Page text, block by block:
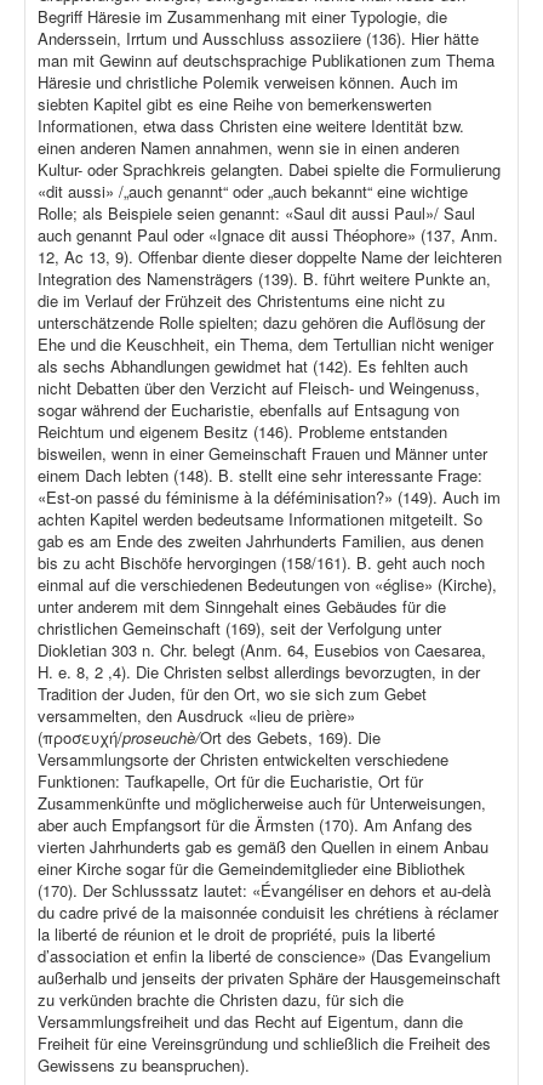
Begriff Häresie im Zusammenhang mit einer Typologie, die
Anderssein, Irrtum und Ausschluss assoziiere (136). Hier hätte
man mit Gewinn auf deutschsprachige Publikationen zum Thema
Häresie und christliche Polemik verweisen können. Auch im
siebten Kapitel gibt es eine Reihe von bemerkenswerten
Informationen, etwa dass Christen eine weitere Identität bzw.
einen anderen Namen annahmen, wenn sie in einen anderen
Kultur- oder Sprachkreis gelangten. Dabei spielte die Formulierung
«dit aussi» /„auch genannt“ oder „auch bekannt“ eine wichtige
Rolle; als Beispiele seien genannt: «Saul dit aussi Paul»/ Saul
auch genannt Paul oder «Ignace dit aussi Théophore» (137, Anm.
12, Ac 13, 9). Offenbar diente dieser doppelte Name der leichteren
Integration des Namensträgers (139). B. führt weitere Punkte an,
die im Verlauf der Frühzeit des Christentums eine nicht zu
unterschätzende Rolle spielten; dazu gehören die Auflösung der
Ehe und die Keuschheit, ein Thema, dem Tertullian nicht weniger
als sechs Abhandlungen gewidmet hat (142). Es fehlten auch
nicht Debatten über den Verzicht auf Fleisch- und Weingenuss,
sogar während der Eucharistie, ebenfalls auf Entsagung von
Reichtum und eigenem Besitz (146). Probleme entstanden
bisweilen, wenn in einer Gemeinschaft Frauen und Männer unter
einem Dach lebten (148). B. stellt eine sehr interessante Frage:
«Est-on passé du féminisme à la déféminisation?» (149). Auch im
achten Kapitel werden bedeutsame Informationen mitgeteilt. So
gab es am Ende des zweiten Jahrhunderts Familien, aus denen
bis zu acht Bischöfe hervorgingen (158/161). B. geht auch noch
einmal auf die verschiedenen Bedeutungen von «église» (Kirche),
unter anderem mit dem Sinngehalt eines Gebäudes für die
christlichen Gemeinschaft (169), seit der Verfolgung unter
Diokletian 303 n. Chr. belegt (Anm. 64, Eusebios von Caesarea,
H. e. 8, 2 ,4). Die Christen selbst allerdings bevorzugten, in der
Tradition der Juden, für den Ort, wo sie sich zum Gebet
versammelten, den Ausdruck «lieu de prière»
(προσευχή/proseuchè/Ort des Gebets, 169). Die
Versammlungsorte der Christen entwickelten verschiedene
Funktionen: Taufkapelle, Ort für die Eucharistie, Ort für
Zusammenkünfte und möglicherweise auch für Unterweisungen,
aber auch Empfangsort für die Ärmsten (170). Am Anfang des
vierten Jahrhunderts gab es gemäß den Quellen in einem Anbau
einer Kirche sogar für die Gemeindemitglieder eine Bibliothek
(170). Der Schlusssatz lautet: «Évangéliser en dehors et au-delà
du cadre privé de la maisonnée conduisit les chrétiens à réclamer
la liberté de réunion et le droit de propriété, puis la liberté
d’association et enfin la liberté de conscience» (Das Evangelium
außerhalb und jenseits der privaten Sphäre der Hausgemeinschaft
zu verkünden brachte die Christen dazu, für sich die
Versammlungsfreiheit und das Recht auf Eigentum, dann die
Freiheit für eine Vereinsgründung und schließlich die Freiheit des
Gewissens zu beanspruchen).